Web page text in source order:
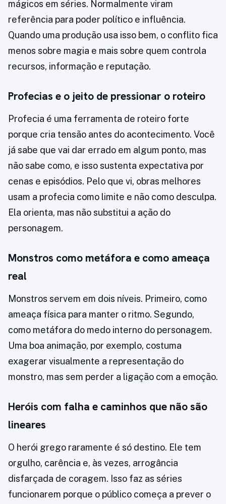
mágicos em séries. Normalmente viram
referência para poder político e influência.
Quando uma produção usa isso bem, o conflito fica
menos sobre magia e mais sobre quem controla
recursos, informação e reputação.
Profecias e o jeito de pressionar o roteiro
Profecia é uma ferramenta de roteiro forte
porque cria tensão antes do acontecimento. Você
já sabe que vai dar errado em algum ponto, mas
não sabe como, e isso sustenta expectativa por
cenas e episódios. Pelo que vi, obras melhores
usam a profecia como limite e não como desculpa.
Ela orienta, mas não substitui a ação do
personagem.
Monstros como metáfora e como ameaça
real
Monstros servem em dois níveis. Primeiro, como
ameaça física para manter o ritmo. Segundo,
como metáfora do medo interno do personagem.
Uma boa animação, por exemplo, costuma
exagerar visualmente a representação do
monstro, mas sem perder a ligação com a emoção.
Heróis com falha e caminhos que não são
lineares
O herói grego raramente é só destino. Ele tem
orgulho, carência e, às vezes, arrogância
disfarçada de coragem. Isso faz as séries
funcionarem porque o público começa a prever o